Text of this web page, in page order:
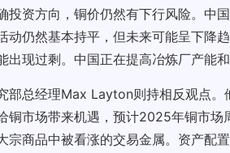
投资方向，铜价仍然有下行风险。中
动仍然基本持平，但未来可能呈下降
出现过剩。中国正在提高冶炼厂产能
部总经理Max Layton则持相反观点
铜市场带来机遇，预计2025年铜市
宗商品中被看涨的交易金属。资产配